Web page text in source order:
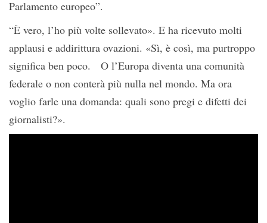
Parlamento europeo”.
“È vero, l’ho più volte sollevato». E ha ricevuto molti
applausi e addirittura ovazioni. «Sì, è così, ma purtroppo
significa ben poco. O l’Europa diventa una comunità
federale o non conterà più nulla nel mondo. Ma ora
voglio farle una domanda: quali sono pregi e difetti dei
giornalisti?».